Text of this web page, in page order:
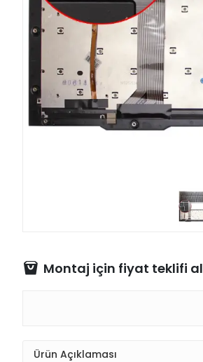
Montaj için fiyat teklifi al
Ürün Açıklaması